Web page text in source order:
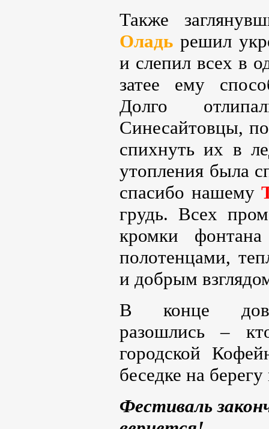
Также
Оладь решил
и слепил всех в
затее ему
Долго
Синесайтовцы,
спихнуть их в
утопления была
спасибо нашему
грудь. Всех
кромки
полотенцами,
и добрым
В конце
разошлись –
городской
беседке на
Фестиваль